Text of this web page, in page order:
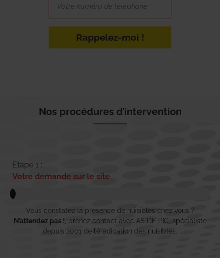
Rappelez-moi !
Nos procédures d’intervention
Etape 1 :
Votre demande sur le site
Vous constatez la présence de nuisibles chez vous ?
N’attendez pas ! , prenez contact avec AS DE PIC, spécialiste
depuis 2001 de l’éradication des nuisibles.